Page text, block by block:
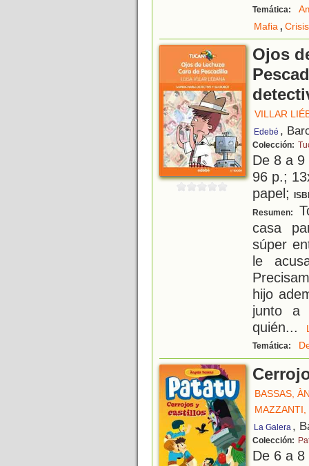
Temática:
Mafia,
Ojos
VILLAR
Edebé ,
Colección:
De 8 a
96 p.;
papel;
Resumen:
casa
súper
le
hijo
junto a
quién...
Temática:
BASSAS,
MAZZANTI,
La Galera ,
Colección:
De 6 a